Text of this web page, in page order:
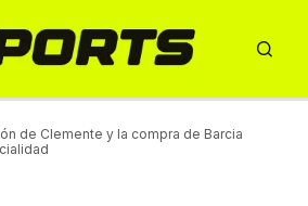
de Clemente y la compra de Barcia